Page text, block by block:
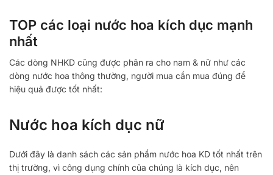
TOP các loại nước hoa kích dục mạnh
nhất
Các dòng NHKD cũng được phân ra cho nam & nữ như các
dòng nước hoa thông thường, người mua cần mua đúng để
hiệu quả được tốt nhất:
Nước hoa kích dục nữ
Dưới đây là danh sách các sản phẩm nước hoa KD tốt nhất trên
thị trường, vì công dụng chính của chúng là kích dục, nên